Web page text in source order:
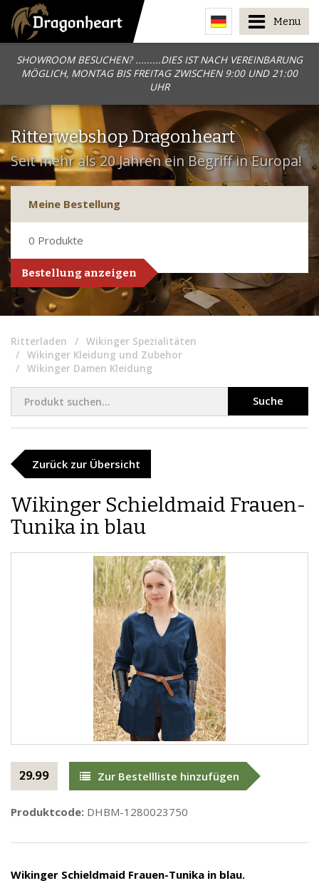
SHOWROOM BESUCHEN? .........DIES IST NACH VEREINBARUNG
MÖGLICH, MONTAG BIS FREITAG ZWISCHEN 9:00 UND 21:00
UHR
Menu
Ritterwebshop Dragonheart
Seit mehr als 20 Jahren ein Begriff in Europa!
Meine Bestellung
0 Produkte
Bestellung anzeigen
Ritterladen
Wikinger Spezialitäten
Wikinger Kleidung und Zubehor
Wikinger Damen Kleidung
Suche
Zurück zur Übersicht
​Wikinger Schieldmaid Frauen-
Tunika in blau
29.99 Zur Bestellliste hinzufügen
Produktcode: DHBM-1280023750
Wikinger Schieldmaid Frauen-Tunika in blau.